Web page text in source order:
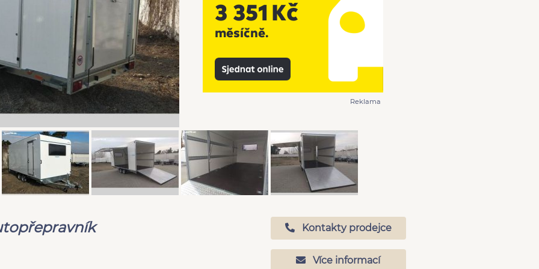
Reklama
Kontakty prodejce
Více informací